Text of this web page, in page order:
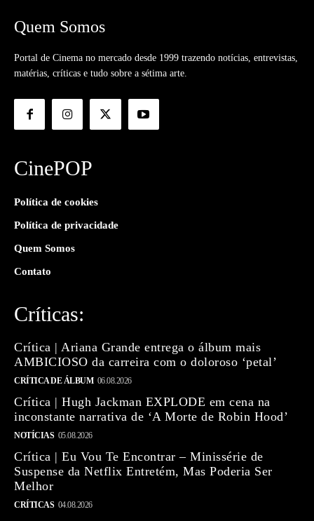
Quem Somos
Portal de Cinema no mercado desde 1999 trazendo notícias, entrevistas,
matérias, críticas e tudo sobre a sétima arte.
CinePOP
Política de cookies
Política de privacidade
Quem Somos
Contato
Críticas:
Crítica | Ariana Grande entrega o álbum mais
AMBICIOSO da carreira com o doloroso ‘petal’
CRÍTICA DE ÁLBUM 06.08.2026
Crítica | Hugh Jackman EXPLODE em cena na
inconstante narrativa de ‘A Morte de Robin Hood’
NOTÍCIAS 05.08.2026
Crítica | Eu Vou Te Encontrar – Minissérie de
Suspense da Netflix Entretém, Mas Poderia Ser
Melhor
CRÍTICAS 04.08.2026